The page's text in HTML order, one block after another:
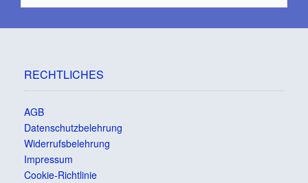
RECHTLICHES
AGB
Datenschutzbelehrung
Widerrufsbelehrung
Impressum
Cookie-Richtlinie